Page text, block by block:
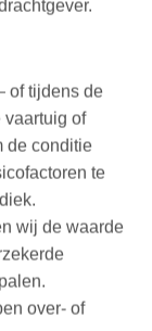
of
conditie
te
wij de waarde
over- of